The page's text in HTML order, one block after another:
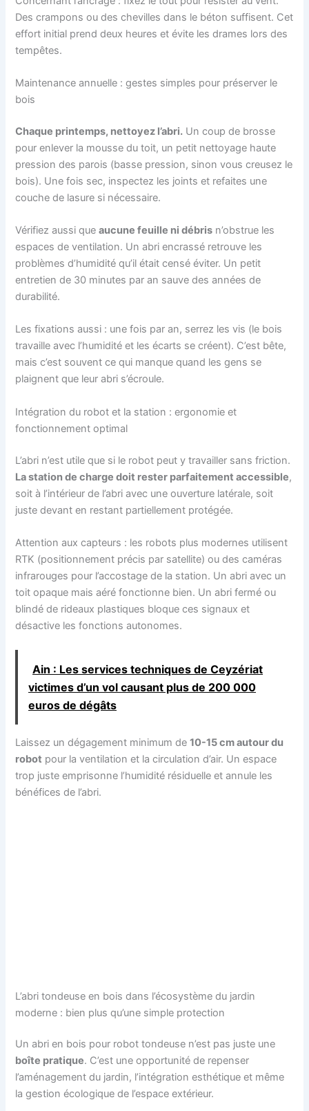
Des crampons ou des chevilles dans le béton suffisent. Cet
effort initial prend deux heures et évite les drames lors des
tempêtes.
Maintenance annuelle : gestes simples pour préserver le
bois
Chaque printemps, nettoyez l’abri. Un coup de brosse
pour enlever la mousse du toit, un petit nettoyage haute
pression des parois (basse pression, sinon vous creusez le
bois). Une fois sec, inspectez les joints et refaites une
couche de lasure si nécessaire.
Vérifiez aussi queaucune feuille ni débris n’obstrue les
espaces de ventilation. Un abri encrassé retrouve les
problèmes d’humidité qu’il était censé éviter. Un petit
entretien de 30 minutes par an sauve des années de
durabilité.
Les fixations aussi : une fois par an, serrez les vis (le bois
travaille avec l’humidité et les écarts se créent). C’est bête,
mais c’est souvent ce qui manque quand les gens se
plaignent que leur abri s’écroule.
Intégration du robot et la station : ergonomie et
fonctionnement optimal
L’abri n’est utile que si le robot peut y travailler sans friction.
La station de charge doit rester parfaitement accessible,
soit à l’intérieur de l’abri avec une ouverture latérale, soit
juste devant en restant partiellement protégée.
Attention aux capteurs : les robots plus modernes utilisent
RTK (positionnement précis par satellite) ou des caméras
infrarouges pour l’accostage de la station. Un abri avec un
toit opaque mais aéré fonctionne bien. Un abri fermé ou
blindé de rideaux plastiques bloque ces signaux et
désactive les fonctions autonomes.
Ain : Les services techniques de Ceyzériat
victimes d’un vol causant plus de 200 000
euros de dégâts
Laissez un dégagement minimum de10-15 cm autour du
robot pour la ventilation et la circulation d’air. Un espace
trop juste emprisonne l’humidité résiduelle et annule les
bénéfices de l’abri.
L’abri tondeuse en bois dans l’écosystème du jardin
moderne : bien plus qu’une simple protection
Un abri en bois pour robot tondeuse n’est pas juste une
boîte pratique. C’est une opportunité de repenser
l’aménagement du jardin, l’intégration esthétique et même
la gestion écologique de l’espace extérieur.